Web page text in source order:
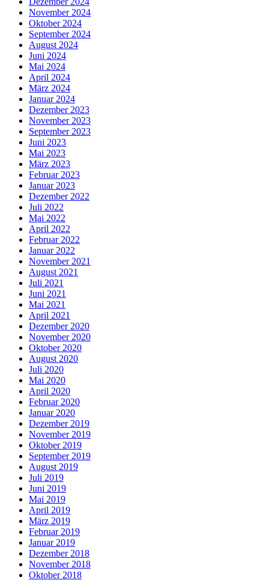
November 2024
Oktober 2024
September 2024
August 2024
Juni 2024
Mai 2024
April 2024
März 2024
Januar 2024
Dezember 2023
November 2023
September 2023
Juni 2023
Mai 2023
März 2023
Februar 2023
Januar 2023
Dezember 2022
Juli 2022
Mai 2022
April 2022
Februar 2022
Januar 2022
November 2021
August 2021
Juli 2021
Juni 2021
Mai 2021
April 2021
Dezember 2020
November 2020
Oktober 2020
August 2020
Juli 2020
Mai 2020
April 2020
Februar 2020
Januar 2020
Dezember 2019
November 2019
Oktober 2019
September 2019
August 2019
Juli 2019
Juni 2019
Mai 2019
April 2019
März 2019
Februar 2019
Januar 2019
Dezember 2018
November 2018
Oktober 2018